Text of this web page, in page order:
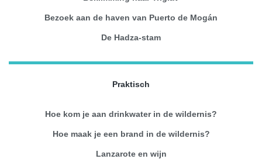
Bezoek aan de haven van Puerto de Mogán
De Hadza-stam
Praktisch
Hoe kom je aan drinkwater in de wildernis?
Hoe maak je een brand in de wildernis?
Lanzarote en wijn